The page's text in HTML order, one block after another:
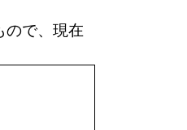
ので、現在